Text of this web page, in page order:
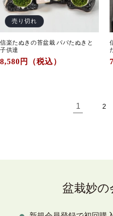
売り切れ
信楽たぬきの苔盆栽 パパたぬきと
子供達
通
8,580 円（税込）
1 2
盆栽妙の